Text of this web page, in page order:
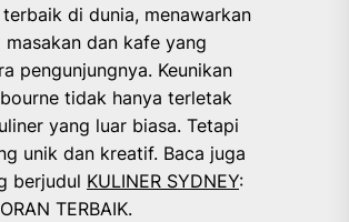
di dunia, menawarkan
dan kafe yang
pengunjungnya. Keunikan
tidak hanya terletak
yang luar biasa. Tetapi
unik dan kreatif. Baca juga
berjudul KULINER SYDNEY:
TERBAIK.